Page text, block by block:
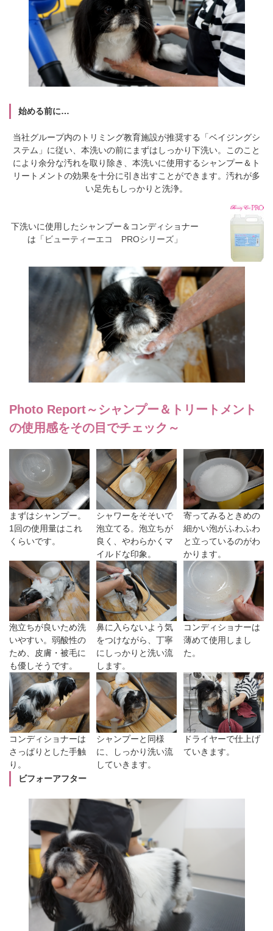
始める前に…
当社グループ内のトリミング教育施設が推奨する「ベイジングシ
ステム」に従い、本洗いの前にまずはしっかり下洗い。このこと
により余分な汚れを取り除き、本洗いに使用するシャンプー＆ト
リートメントの効果を十分に引き出すことができます。汚れが多
い足先もしっかりと洗浄。
下洗いに使用したシャンプー＆コンディショナー
は「 ビューティーエコ PROシリーズ 」
Photo Report～シャンプー＆トリートメント
の使用感をその目でチェック～
まずはシャンプー。
1回の使用量はこれ
くらいです。
シャワーをそそいで
泡立てる。泡立ちが
良く、やわらかくマ
イルドな印象。
寄ってみるときめの
細かい泡がふわふわ
と立っているのがわ
かります。
泡立ちが良いため洗
いやすい。弱酸性の
ため、皮膚・被毛に
も優しそうです。
鼻に入らないよう気
をつけながら、丁寧
にしっかりと洗い流
します。
コンディショナーは
薄めて使用しまし
た。
コンディショナーは
さっぱりとした手触
り。
シャンプーと同様
に、しっかり洗い流
していきます。
ドライヤーで仕上げ
ていきます。
ビフォーアフター